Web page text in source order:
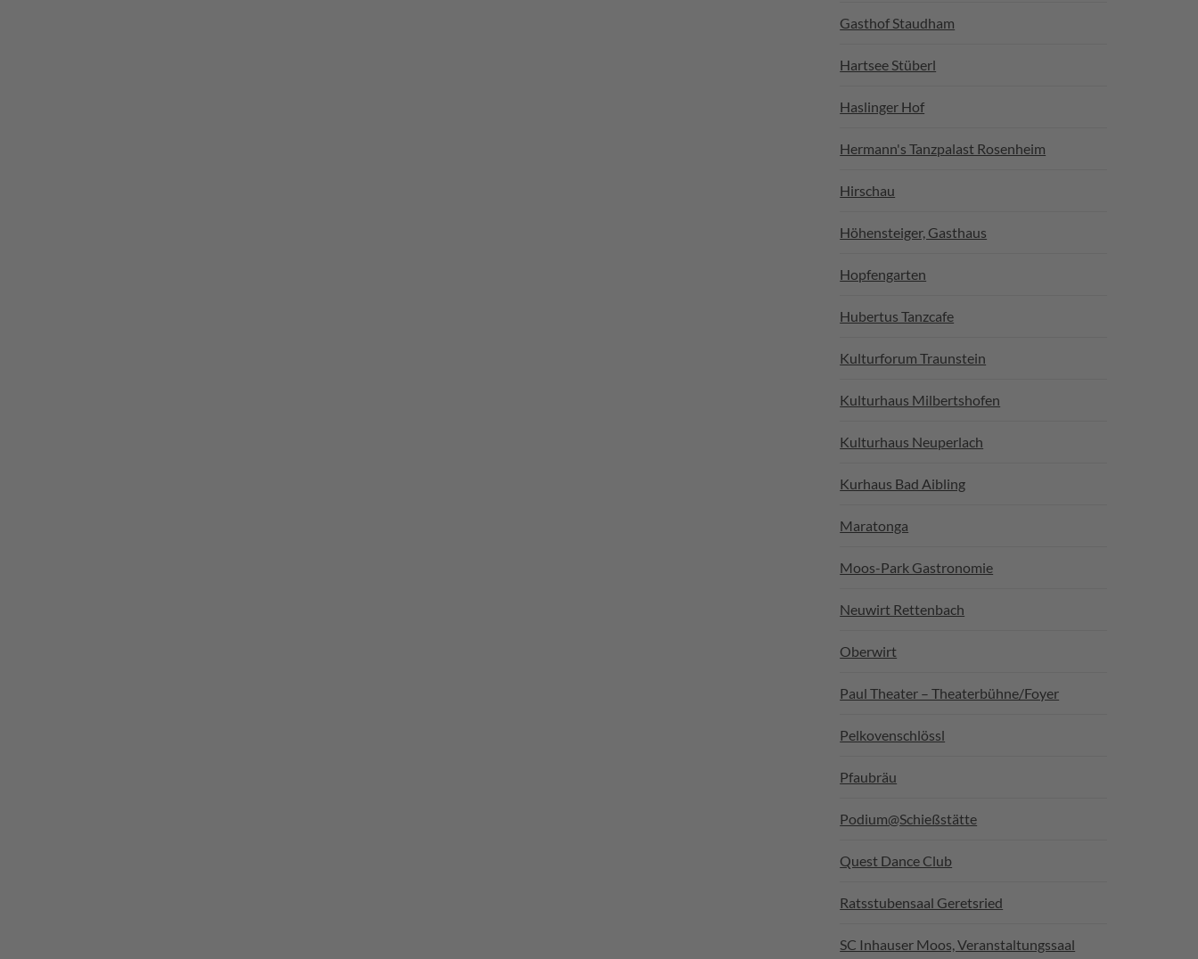
Gasthof Staudham
Hartsee Stüberl
Haslinger Hof
Hermann's Tanzpalast Rosenheim
Hirschau
Höhensteiger, Gasthaus
Hopfengarten
Hubertus Tanzcafe
Kulturforum Traunstein
Kulturhaus Milbertshofen
Kulturhaus Neuperlach
Kurhaus Bad Aibling
Maratonga
Moos-Park Gastronomie
Neuwirt Rettenbach
Oberwirt
Paul Theater – Theaterbühne/Foyer
Pelkovenschlössl
Pfaubräu
Podium@Schießstätte
Quest Dance Club
Ratsstubensaal Geretsried
SC Inhauser Moos, Veranstaltungssaal